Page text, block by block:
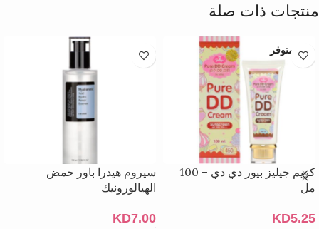
منتجات ذات صلة
غير متوفر
كريم جيليز بيور دي دي – 100
مل
KD5.25
سيروم هيدرا باور حمض
الهيالورونيك
KD7.00